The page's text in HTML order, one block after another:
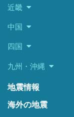
近畿
中国
四国
九州・沖縄
地震情報
海外の地震